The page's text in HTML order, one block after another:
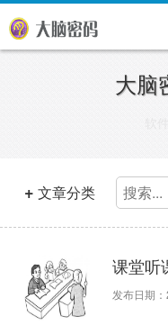
大脑
软
+ 文章分类
课堂听
发布日期